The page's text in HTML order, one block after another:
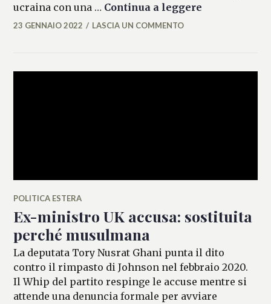
ucraina con una … Continua a leggere
MARIANNA
23 GENNAIO 2022 LASCIA UN COMMENTO
POLITICA ESTERA
Ex-ministro UK accusa: sostituita
perché musulmana
La deputata Tory Nusrat Ghani punta il dito
contro il rimpasto di Johnson nel febbraio 2020.
Il Whip del partito respinge le accuse mentre si
attende una denuncia formale per avviare